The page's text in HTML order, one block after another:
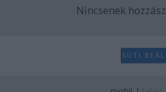
Nincsenek
SÜTI